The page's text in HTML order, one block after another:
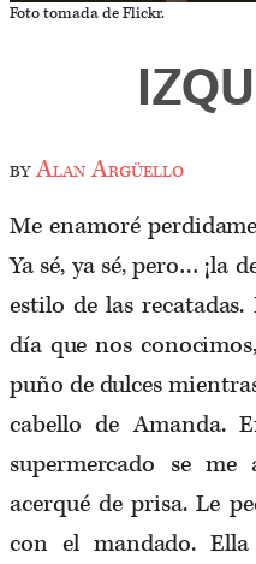
Foto tomada de Flickr.
byAlan Argüello
Me enamoré
Ya sé, ya sé, pero… ¡la
estilo de las
día que nos
puño de dulces
cabello de Amanda.
supermercado se
acerqué de prisa. Le
con el mandado.